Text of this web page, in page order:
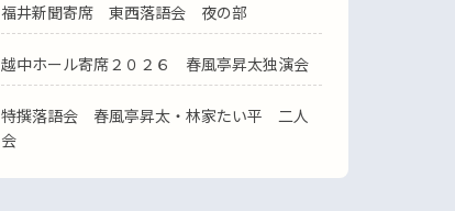
福井新聞寄席 東西落語会 夜の部
越中ホール寄席２０２６ 春風亭昇太独演会
特撰落語会 春風亭昇太・林家たい平 二人
会